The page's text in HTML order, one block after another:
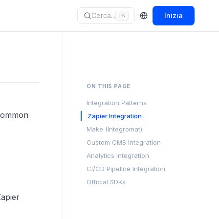
Cerca... ⌘K Inizia
ON THIS PAGE
Integration Patterns
Zapier Integration
Make (Integromat)
Custom CMS Integration
Analytics Integration
CI/CD Pipeline Integration
Official SDKs